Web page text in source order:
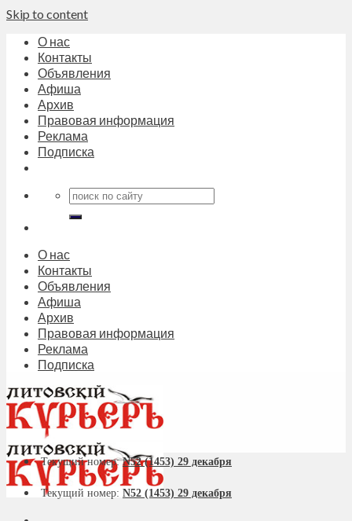
Skip to content
О нас
Контакты
Объявления
Афиша
Архив
Правовая информация
Реклама
Подписка
О нас
Контакты
Объявления
Афиша
Архив
Правовая информация
Реклама
Подписка
Текущий номер:N52 (1453) 29 декабря
Текущий номер: N52 (1453) 29 декабря